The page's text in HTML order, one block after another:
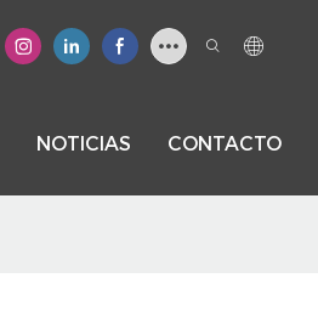
NOTICIAS CONTACTO